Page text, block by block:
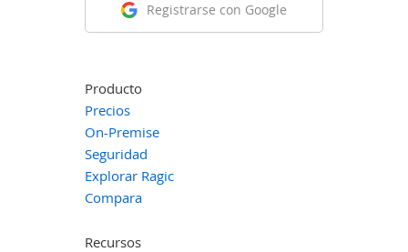
Registrarse con Google
Producto
Precios
On-Premise
Seguridad
Explorar Ragic
Compara
Recursos